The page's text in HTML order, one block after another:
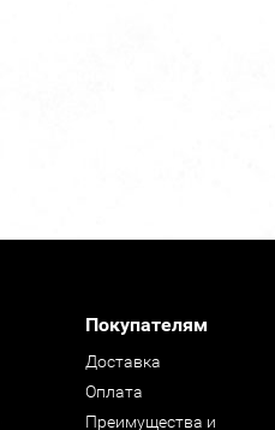
Покупателям
Доставка
Оплата
Преимущества и